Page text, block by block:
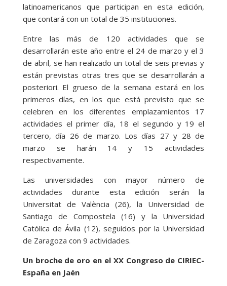
latinoamericanos que participan en esta edición,
que contará con un total de 35 instituciones.
Entre las más de 120 actividades que se
desarrollarán este año entre el 24 de marzo y el 3
de abril, se han realizado un total de seis previas y
están previstas otras tres que se desarrollarán a
posteriori. El grueso de la semana estará en los
primeros días, en los que está previsto que se
celebren en los diferentes emplazamientos 17
actividades el primer día, 18 el segundo y 19 el
tercero, día 26 de marzo. Los días 27 y 28 de
marzo se harán 14 y 15 actividades
respectivamente.
Las universidades con mayor número de
actividades durante esta edición serán la
Universitat de València (26), la Universidad de
Santiago de Compostela (16) y la Universidad
Católica de Ávila (12), seguidos por la Universidad
de Zaragoza con 9 actividades.
Un broche de oro en el XX Congreso de CIRIEC-
España en Jaén